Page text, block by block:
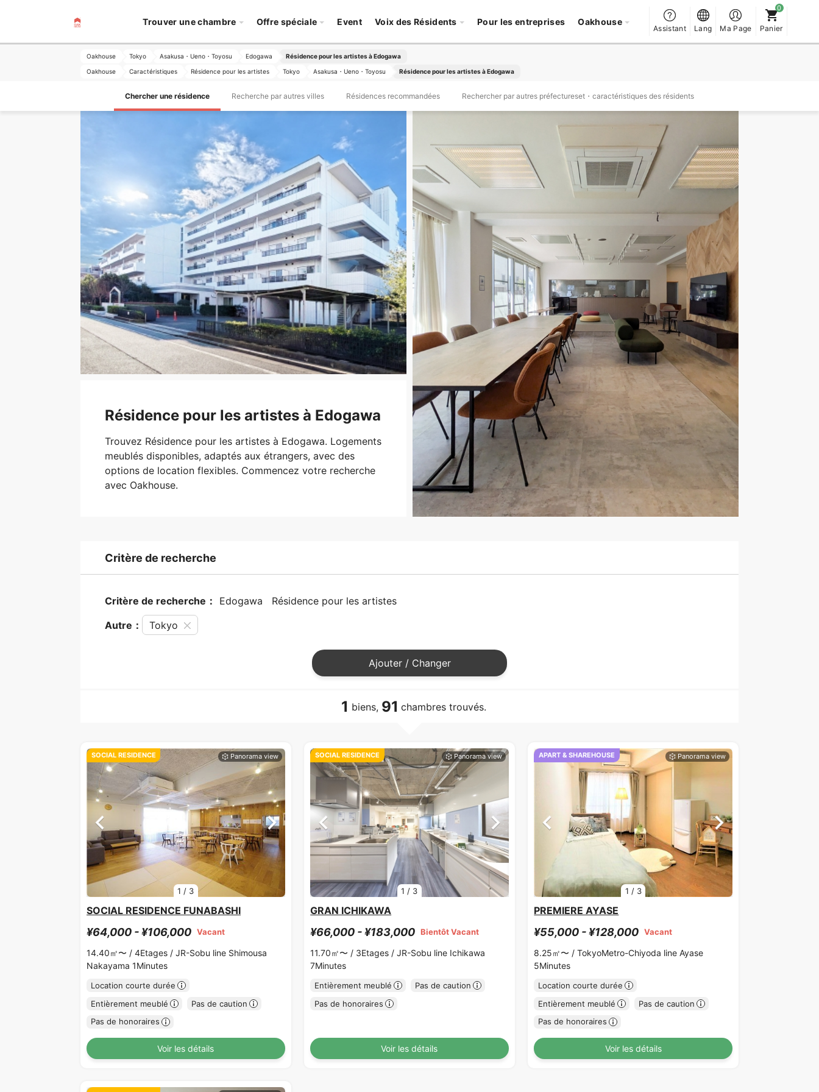
Trouver une chambre Offre spéciale Event Voix des Résidents Pour les entreprises Oakhouse
Assistant Lang Ma Page Panier
Oakhouse Tokyo Asakusa・Ueno・Toyosu Edogawa Résidence pour les artistes à Edogawa
Oakhouse Caractéristiques Résidence pour les artistes Tokyo Asakusa・Ueno・Toyosu Résidence pour les artistes à Edogawa
Chercher une résidence Recherche par autres villes Résidences recommandées Rechercher par autres préfectureset・caractéristiques des résidents
Résidence pour les artistes à Edogawa
Trouvez Résidence pour les artistes à Edogawa. Logements
meublés disponibles, adaptés aux étrangers, avec des
options de location flexibles. Commencez votre recherche
avec Oakhouse.
Critère de recherche
Critère de recherche： Edogawa Résidence pour les artistes
Autre： Tokyo
Ajouter / Changer
1 biens, 91 chambres trouvés.
1 / 3
SOCIAL RESIDENCE
SOCIAL RESIDENCE FUNABASHI
¥64,000 - ¥106,000 Vacant
14.40㎡〜 / 4Etages / JR-Sobu line Shimousa
Nakayama 1Minutes
Location courte durée
Entièrement meublé
Pas de caution
Pas de honoraires
Voir les détails
1 / 3
SOCIAL RESIDENCE
GRAN ICHIKAWA
¥66,000 - ¥183,000 Bientôt Vacant
11.70㎡〜 / 3Etages /JR-Sobu line Ichikawa
7Minutes
Entièrement meublé
Pas de caution
Pas de honoraires
Voir les détails
1 / 3
APART & SHAREHOUSE
PREMIERE AYASE
¥55,000 - ¥128,000 Vacant
8.25㎡〜 /TokyoMetro-Chiyoda line Ayase
5Minutes
Location courte durée
Entièrement meublé
Pas de caution
Pas de honoraires
Voir les détails